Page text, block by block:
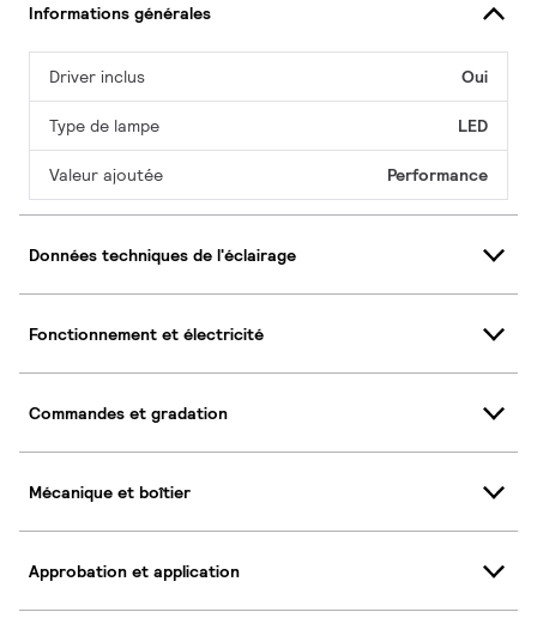
Informations générales
Driver inclus Oui
Type de lampe LED
Valeur ajoutée Performance
Données techniques de l'éclairage
Fonctionnement et électricité
Commandes et gradation
Mécanique et boîtier
Approbation et application